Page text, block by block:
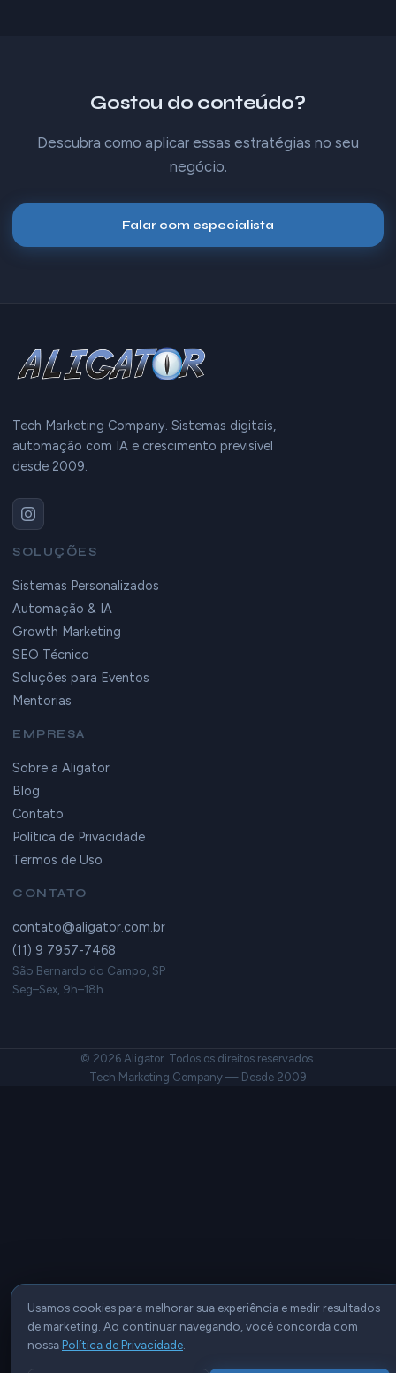
Gostou do conteúdo?
Descubra como aplicar essas estratégias no seu
negócio.
Falar com especialista
Tech Marketing Company. Sistemas digitais,
automação com IA e crescimento previsível
desde 2009.
SOLUÇÕES
Sistemas Personalizados
Automação & IA
Growth Marketing
SEO Técnico
Soluções para Eventos
Mentorias
EMPRESA
Sobre a Aligator
Blog
Contato
Política de Privacidade
Termos de Uso
CONTATO
contato@aligator.com.br
(11) 9 7957-7468
São Bernardo do Campo, SP
Seg–Sex, 9h–18h
© 2026 Aligator. Todos os direitos reservados.
Tech Marketing Company — Desde 2009
Usamos cookies para melhorar sua experiência e medir resultados
de marketing. Ao continuar navegando, você concorda com
nossa Política de Privacidade